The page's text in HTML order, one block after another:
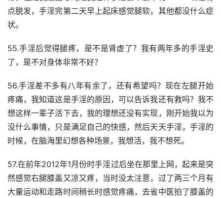
点脱发，手淫完第二天早上起床感觉腿软，其他都没什么症
状。
55.手淫后觉得腿疼，是不是肾虚了？我有两年多的手淫史
了，是不对身体非常不好？
56.手淫差不多有八年有余了，还有希望吗？现在左腿开始
疼痛，我知道这是手淫的原因，可以告诉我还有救吗？我不
想这样一辈子活下去，我的理想还没有实现，刚开始我以为
没什么事情，只是满足自己的快感，然后天天手淫，手淫的
时候，在脑海里幻想各种场景，我想活，我不想死。
57.在前年2012年1月份时手淫过后坐在那里上网，起来是突
然感觉右腿膝盖又凉又疼，当时没太注意，过了两三个月有
大量运动和走路时间稍长时感觉疼痛，去省中医拍了膝盖的